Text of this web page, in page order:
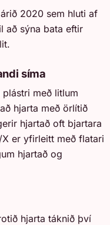
2020 sem hluti af
að sýna bata eftir
síma
með litlum
hjarta með örlítið
hjartað oft bjartara
er yfirleitt með flatari
hjartað og
hjarta táknið því